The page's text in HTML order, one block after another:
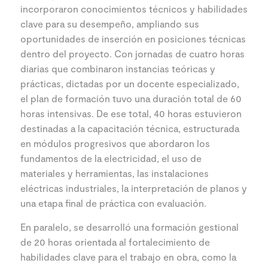
incorporaron conocimientos técnicos y habilidades
clave para su desempeño, ampliando sus
oportunidades de inserción en posiciones técnicas
dentro del proyecto. Con jornadas de cuatro horas
diarias que combinaron instancias teóricas y
prácticas, dictadas por un docente especializado,
el plan de formación tuvo una duración total de 60
horas intensivas. De ese total, 40 horas estuvieron
destinadas a la capacitación técnica, estructurada
en módulos progresivos que abordaron los
fundamentos de la electricidad, el uso de
materiales y herramientas, las instalaciones
eléctricas industriales, la interpretación de planos y
una etapa final de práctica con evaluación.
En paralelo, se desarrolló una formación gestional
de 20 horas orientada al fortalecimiento de
habilidades clave para el trabajo en obra, como la